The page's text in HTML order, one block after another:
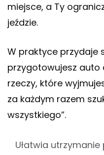
miejsce, a Ty
jeździe.
W praktyce przydaje
przygotowujesz auto
rzeczy, które
za każdym razem
wszystkiego”.
Ułatwia